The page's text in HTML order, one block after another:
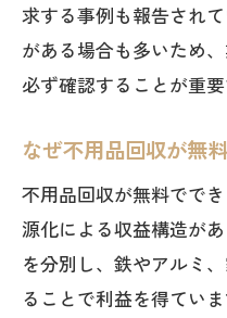
求する事例も報告され
がある場合も多いため
必ず確認することが重要
なぜ不用品回収が無
不用品回収が無料でで
源化による収益構造が
を分別し、鉄やアルミ
ることで利益を得てい